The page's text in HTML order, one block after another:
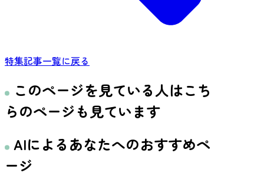
特集記事一覧に戻る
このページを見ている人はこち
らのページも見ています
AIによるあなたへのおすすめペ
ージ